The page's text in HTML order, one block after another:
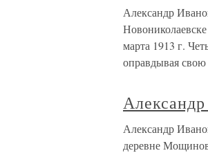
Александр
марта 1913 г.
оправдывая
Александр
деревне